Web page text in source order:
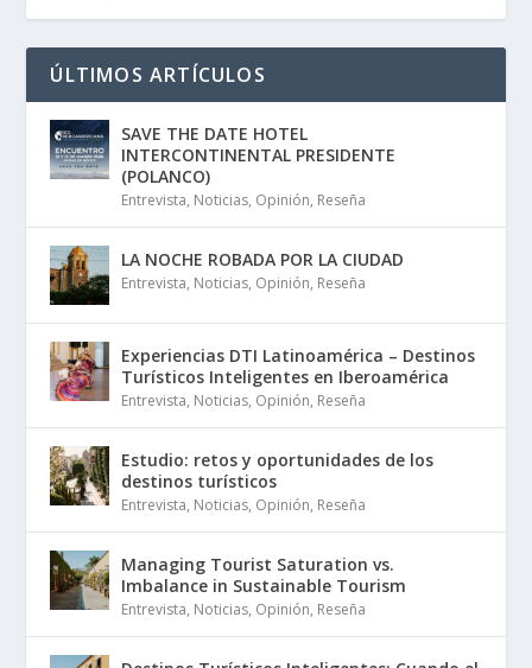
ÚLTIMOS ARTÍCULOS
SAVE THE DATE HOTEL
INTERCONTINENTAL PRESIDENTE
(POLANCO)
Entrevista, Noticias, Opinión, Reseña
LA NOCHE ROBADA POR LA CIUDAD
Entrevista, Noticias, Opinión, Reseña
Experiencias DTI Latinoamérica – Destinos
Turísticos Inteligentes en Iberoamérica
Entrevista, Noticias, Opinión, Reseña
Estudio: retos y oportunidades de los
destinos turísticos
Entrevista, Noticias, Opinión, Reseña
Managing Tourist Saturation vs.
Imbalance in Sustainable Tourism
Entrevista, Noticias, Opinión, Reseña